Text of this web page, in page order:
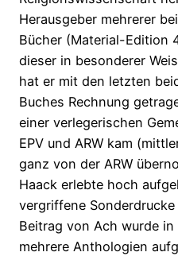
Herausgeber mehrerer
Bücher (Material-Edition
dieser in besonderer
hat er mit den letzten
Buches Rechnung
einer verlegerischen
EPV und ARW kam
ganz von der ARW
Haack erlebte hoch
vergriffene
Beitrag von Ach wurde
mehrere Anthologien